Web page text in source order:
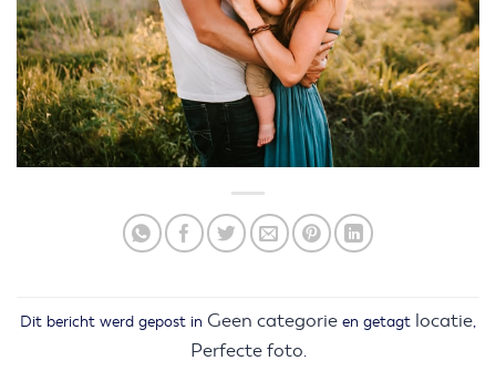
Dit bericht werd gepost in Geen categorie en getagt locatie,
Perfecte foto.